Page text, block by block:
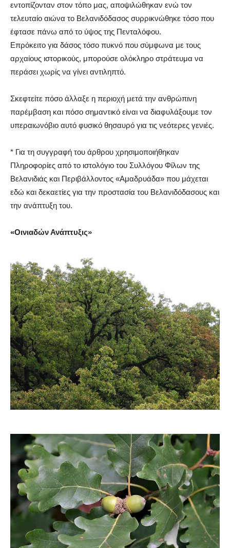
εντοπίζονταν στον τόπο μας, αποψιλώθηκαν ενώ τον
τελευταίο αιώνα το Βελανιδόδασος συρρικνώθηκε τόσο που
έφτασε πάνω από το ύψος της Πενταλόφου.
Επρόκειτο για δάσος τόσο πυκνό που σύμφωνα με τους
αρχαίους ιστορικούς, μπορούσε ολόκληρο στράτευμα να
περάσει χωρίς να γίνει αντιληπτό.
Σκεφτείτε πόσο άλλαξε η περιοχή μετά την ανθρώπινη
παρέμβαση και πόσο σημαντικό είναι να διαφυλάξουμε τον
υπεραιωνόβιο αυτό φυσικό θησαυρό για τις νεότερες γενιές.
* Για τη συγγραφή του άρθρου χρησιμοποιήθηκαν
Πληροφορίες από το ιστολόγιο του Συλλόγου Φίλων της
Βελανιδιάς και Περιβάλλοντος «Αμαδρυάδα» που μάχεται
εδώ και δεκαετίες για την προστασία του Βελανιδόδασους και
την ανάπτυξη του.
«Οινιαδών Ανάπτυξις»